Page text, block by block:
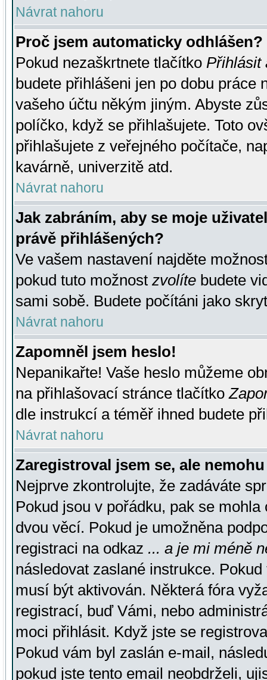
Návrat nahoru
Proč jsem automaticky odhlášen?
Pokud nezaškrtnete tlačítko Přihlásit
budete přihlášeni jen po dobu práce
vašeho účtu někým jiným. Abyste
políčko, když se přihlašujete. Toto
přihlašujete z veřejného počítače,
kavárně, univerzitě atd.
Návrat nahoru
Jak zabráním, aby se moje
právě přihlášených?
Ve vašem nastavení najděte
pokud tuto možnost zvolíte budete
sami sobě. Budete počítáni jako
Návrat nahoru
Zapomněl jsem heslo!
Nepanikařte! Vaše heslo můžeme
na přihlašovací stránce tlačítko
dle instrukcí a téměř ihned budete
Návrat nahoru
Zaregistroval jsem se, ale
Nejprve zkontrolujte, že zadáváte
Pokud jsou v pořádku, pak se
dvou věcí. Pokud je umožněna
registraci na odkaz ... a je mi méně
následovat zaslané instrukce.
musí být aktivován. Některá fóra
registrací, buď Vámi, nebo
moci přihlásit. Když jste se
Pokud vám byl zaslán e-mail,
pokud jste tento email neobdrželi,